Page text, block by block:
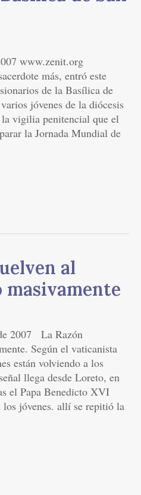
www.zenit.org
más, entró este
de la Basílica de
jóvenes de la diócesis
vigilia penitencial que el
la Jornada Mundial de
al
de 2007 La Razón
Según el vaticanista
están volviendo a los
llega desde Loreto, en
el Papa Benedicto XVI
jóvenes. allí se repitió la